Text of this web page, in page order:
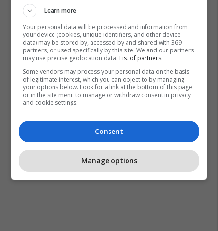
Learn more
Your personal data will be processed and information from
your device (cookies, unique identifiers, and other device
data) may be stored by, accessed by and shared with 369
partners, or used specifically by this site. We and our partners
may use precise geolocation data. List of partners.
Some vendors may process your personal data on the basis
of legitimate interest, which you can object to by managing
your options below. Look for a link at the bottom of this page
or in the site menu to manage or withdraw consent in privacy
and cookie settings.
Consent
Manage options